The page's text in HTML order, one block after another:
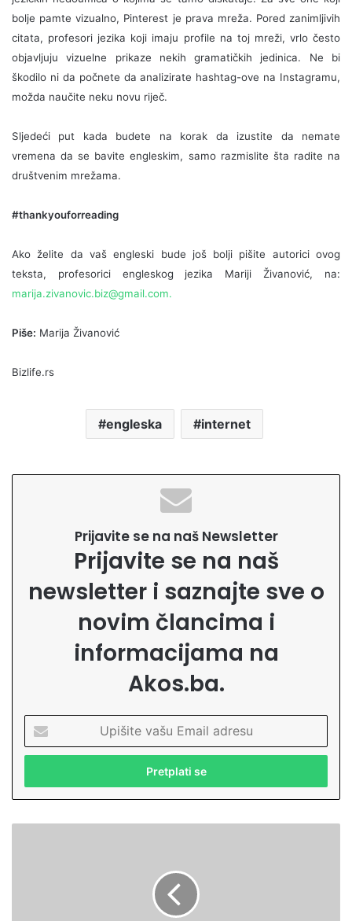
bolje pamte vizualno, Pinterest je prava mreža. Pored zanimljivih
citata, profesori jezika koji imaju profile na toj mreži, vrlo često
objavljuju vizuelne prikaze nekih gramatičkih jedinica. Ne bi
škodilo ni da počnete da analizirate hashtag-ove na Instagramu,
možda naučite neku novu riječ.
Sljedeći put kada budete na korak da izustite da nemate
vremena da se bavite engleskim, samo razmislite šta radite na
društvenim mrežama.
#thankyouforreading
Ako želite da vaš engleski bude još bolji pišite autorici ovog
teksta, profesorici engleskog jezika Mariji Živanović, na:
marija.zivanovic.biz@gmail.com.
Piše: Marija Živanović
Bizlife.rs
engleska internet
Prijavite se na naš Newsletter
Prijavite se na naš
newsletter i saznajte sve o
novim člancima i
informacijama na
Akos.ba.
i
i
e